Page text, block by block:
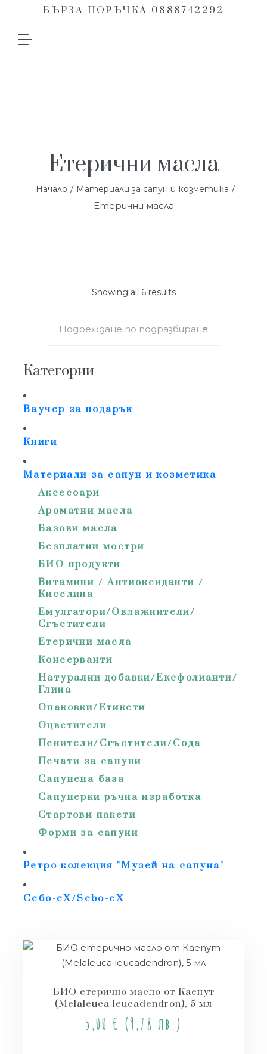
БЪРЗА ПОРЪЧКА 0888742292
Етерични масла
Начало / Материали за сапун и козметика /
Етерични масла
Showing all 6 results
Категории
Ваучер за подарък
Книги
Материали за сапун и козметика
Аксесоари
Ароматни масла
Базови масла
Безплатни мостри
БИО продукти
Витамини / Антиоксиданти /
Киселина
Емулгатори/Овлажнители/
Сгъстители
Етерични масла
Консерванти
Натурални добавки/Ексфолианти/
Глина
Опаковки/Етикети
Оцветители
Пенители/Сгъстители/Сода
Печати за сапуни
Сапунена базa
Сапунерки ръчна изработка
Стартови пакети
Форми за сапуни
Ретро колекция "Музей на сапуна"
Себо-еХ/Sebo-eX
БИО етерично масло от Каепут
(Melaleuca leucadendron), 5 мл
5,00 € (9,78 лв.)